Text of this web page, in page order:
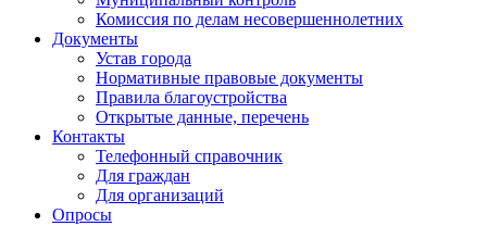
Комиссия по делам несовершеннолетних
Документы
Устав города
Нормативные правовые документы
Правила благоустройства
Открытые данные, перечень
Контакты
Телефонный справочник
Для граждан
Для организаций
Опросы